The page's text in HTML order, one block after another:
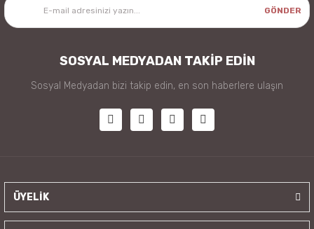
GÖNDER
SOSYAL MEDYADAN TAKİP EDİN
Sosyal Medyadan bizi takip edin, en son haberlere ulaşın
ÜYELİK